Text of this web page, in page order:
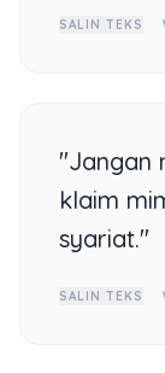
SALIN TEKS
"Jangan
klaim
syariat."
SALIN TEKS